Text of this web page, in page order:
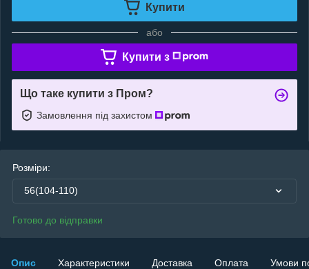
Купити
або
Купити з
Що таке купити з Пром?
Замовлення під захистом
Розміри:
56(104-110)
Готово до відправки
Опис Характеристики Доставка Оплата Умови